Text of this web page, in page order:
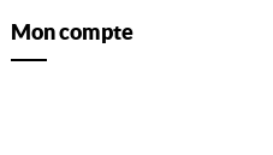
Mon compte